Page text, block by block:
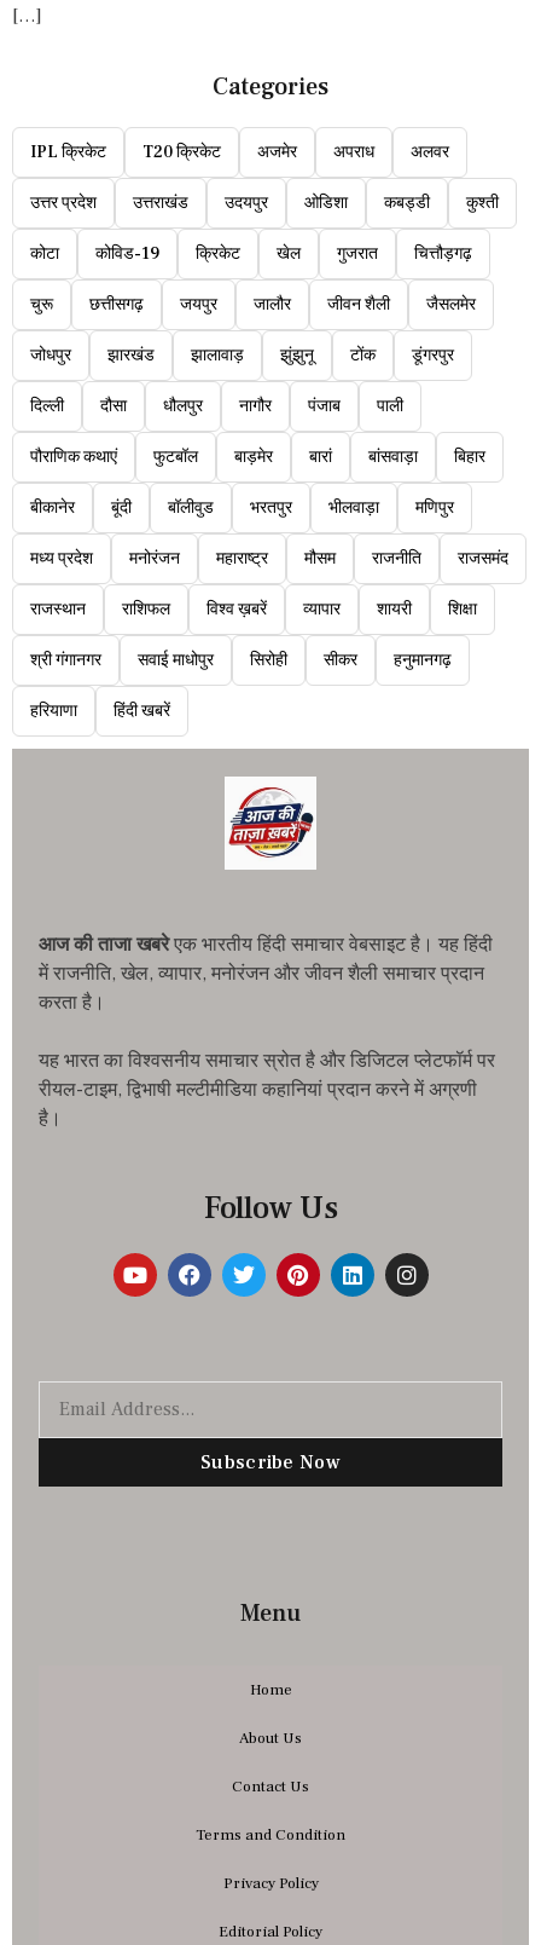
[…]
Categories
IPL क्रिकेट T20 क्रिकेट अजमेर अपराध अलवर
उत्तर प्रदेश उत्तराखंड उदयपुर ओडिशा कबड्डी कुश्ती
कोटा कोविड-19 क्रिकेट खेल गुजरात चित्तौड़गढ़
चुरू छत्तीसगढ़ जयपुर जालौर जीवन शैली जैसलमेर
जोधपुर झारखंड झालावाड़ झुंझुनू टोंक डूंगरपुर
दिल्ली दौसा धौलपुर नागौर पंजाब पाली
पौराणिक कथाएं फुटबॉल बाड़मेर बारां बांसवाड़ा बिहार
बीकानेर बूंदी बॉलीवुड भरतपुर भीलवाड़ा मणिपुर
मध्य प्रदेश मनोरंजन महाराष्ट्र मौसम राजनीति राजसमंद
राजस्थान राशिफल विश्व ख़बरें व्यापार शायरी शिक्षा
श्री गंगानगर सवाई माधोपुर सिरोही सीकर हनुमानगढ़
हरियाणा हिंदी खबरें
आज की ताजा खबरेएक भारतीय हिंदी समाचार वेबसाइट है। यह हिंदी
में राजनीति, खेल, व्यापार, मनोरंजन और जीवन शैली समाचार प्रदान
करता है।
यह भारत का विश्वसनीय समाचार स्रोत है और डिजिटल प्लेटफॉर्म पर
रीयल-टाइम, द्विभाषी मल्टीमीडिया कहानियां प्रदान करने में अग्रणी
है।
Follow Us
Subscribe Now
Menu
Home
About Us
Contact Us
Terms and Condition
Privacy Policy
Editorial Policy